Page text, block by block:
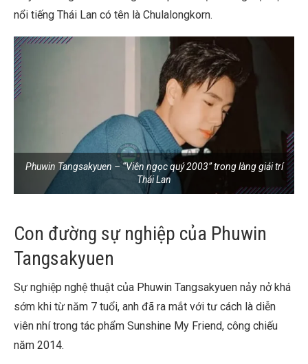
nổi tiếng Thái Lan có tên là Chulalongkorn.
Phuwin Tangsakyuen – “Viên ngọc quý 2003” trong làng giải trí
Thái Lan
Con đường sự nghiệp của Phuwin
Tangsakyuen
Sự nghiệp nghệ thuật của Phuwin Tangsakyuen nảy nở khá
sớm khi từ năm 7 tuổi, anh đã ra mắt với tư cách là diễn
viên nhí trong tác phẩm Sunshine My Friend, công chiếu
năm 2014.